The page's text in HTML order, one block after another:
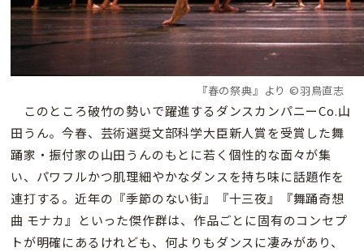
『春の祭典』より ©羽鳥直志
このところ破竹の勢いで躍進するダンスカンパニーCo.山
田うん。今春、芸術選奨文部科学大臣新人賞を受賞した舞
踊家・振付家の山田うんのもとに若く個性的な面々が集
い、パワフルかつ肌理細やかなダンスを持ち味に話題作を
連打する。近年の『季節のない街』『十三夜』『舞踊奇想
曲 モナカ』といった傑作群は、作品ごとに固有のコンセプ
トが明確にあるけれども、何よりもダンスに凄みがあり、